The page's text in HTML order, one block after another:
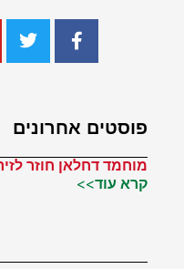
פוסטים אחרונים
מוחמד דחלאן חוזר
קרא עוד>>